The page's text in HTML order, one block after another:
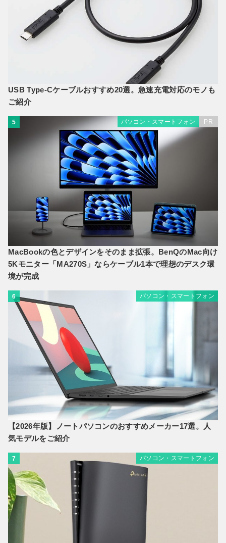
USB Type-Cケーブルおすすめ20選。急速充電対応のモノも
ご紹介
5 パソコン・スマートフォン PR
MacBookの色とデザインをそのまま拡張。BenQのMac向け
5Kモニター「MA270S」ならケーブル1本で理想のデスク環
境が完成
6 パソコン・スマートフォン
【2026年版】ノートパソコンのおすすめメーカー17選。人
気モデルをご紹介
7 パソコン・スマートフォン